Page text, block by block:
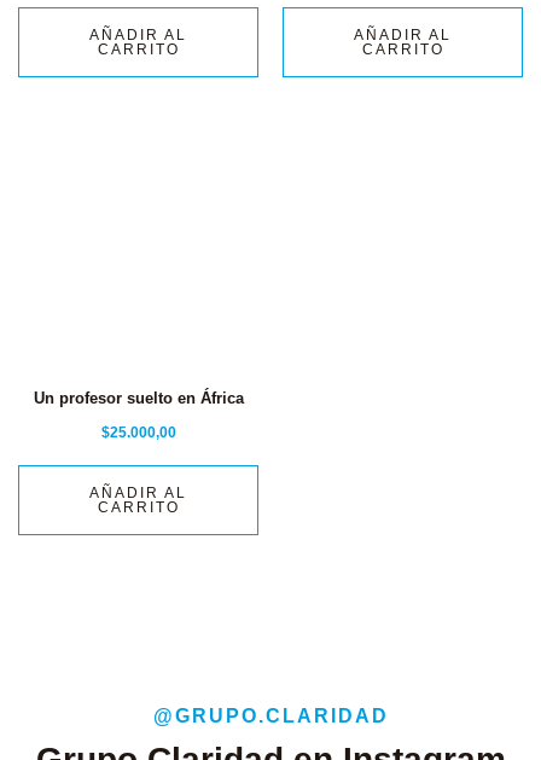
AÑADIR AL
CARRITO
AÑADIR AL
CARRITO
Un profesor suelto en África
$25.000,00
AÑADIR AL
CARRITO
@GRUPO.CLARIDAD